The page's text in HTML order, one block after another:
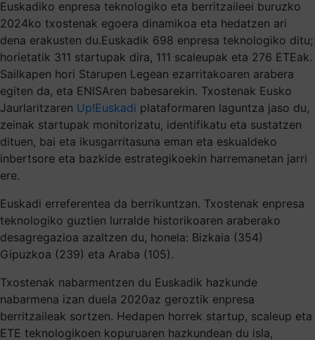
Euskadiko enpresa teknologiko eta berritzaileei buruzko
2024ko txostenak egoera dinamikoa eta hedatzen ari
dena erakusten du.Euskadik 698 enpresa teknologiko ditu;
horietatik 311 startupak dira, 111 scaleupak eta 276 ETEak.
Sailkapen hori Starupen Legean ezarritakoaren arabera
egiten da, eta ENISAren babesarekin. Txostenak Eusko
Jaurlaritzaren Up!Euskadi plataformaren laguntza jaso du,
zeinak startupak monitorizatu, identifikatu eta sustatzen
dituen, bai eta ikusgarritasuna eman eta eskualdeko
inbertsore eta bazkide estrategikoekin harremanetan jarri
ere.
Euskadi erreferentea da berrikuntzan. Txostenak enpresa
teknologiko guztien lurralde historikoaren araberako
desagregazioa azaltzen du, honela: Bizkaia (354)
Gipuzkoa (239) eta Araba (105).
Txostenak nabarmentzen du Euskadik hazkunde
nabarmena izan duela 2020az geroztik enpresa
berritzaileak sortzen. Hedapen horrek startup, scaleup eta
ETE teknologikoen kopuruaren hazkundean du isla,